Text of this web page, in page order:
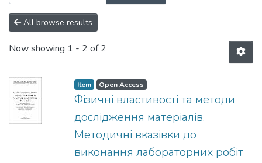
All browse results
Now showing 1 - 2 of 2
Item Open Access
Фізичні властивості та методи
дослідження матеріалів.
Методичні вказівки до
виконання лабораторних робіт